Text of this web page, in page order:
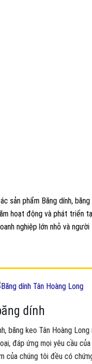
sản phẩm Băng dính,
hoạt động và phát
nghiệp lớn nhỏ và
dính
băng keo Tân Hoàng
đáp ứng mọi yêu cầu
của chúng tôi đều có